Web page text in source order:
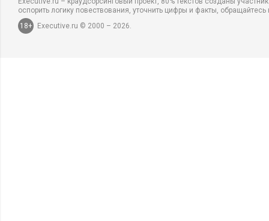
оспорить логику повествования, уточнить цифры и факты,
18+
Executive.ru © 2000 – 2026.